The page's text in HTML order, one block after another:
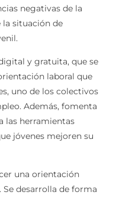
negativas de la
la situación de
y gratuita, que se
laboral que
uno de los colectivos
Además, fomenta
las herramientas
jóvenes mejoren su
una orientación
desarrolla de forma